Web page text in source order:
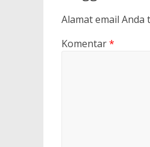
Alamat email
Komentar*